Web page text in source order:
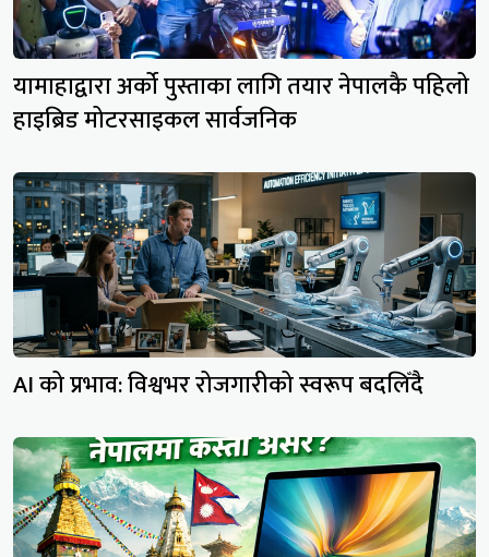
यामाहाद्वारा अर्को पुस्ताका लागि तयार नेपालकै पहिलो
हाइब्रिड मोटरसाइकल सार्वजनिक
AI को प्रभाव: विश्वभर रोजगारीको स्वरूप बदलिँदै